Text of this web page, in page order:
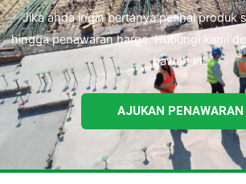
Jika anda ingin bertanya perihal produk
hingga penawaran harga. Hubungi kami
bawah ini.
AJUKAN PENAWARAN